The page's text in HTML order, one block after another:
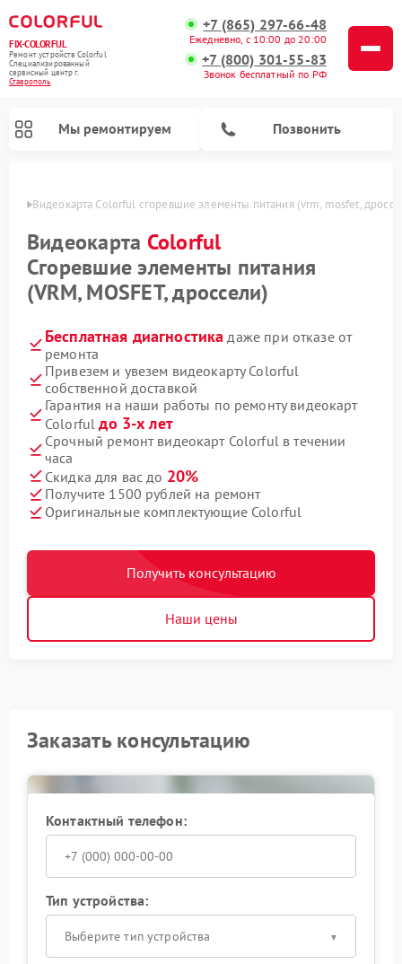
FIX-COLORFUL
Ремонт устройств Colorful
Специализированный
cервисный центр г.
Ставрополь
+7 (865) 297-66-48
Ежедневно, с 10:00 до 20:00
+7 (800) 301-55-83
Звонок бесплатный по РФ
Мы ремонтируем Позвонить
Видеокарта Colorful сгоревшие элементы питания (vrm, mosfet,
Видеокарта Colorful
Сгоревшие элементы питания
(VRM, MOSFET, дроссели)
Бесплатная диагностика даже при отказе от
ремонта
Привезем и увезем видеокарту Colorful
собственной доставкой
Гарантия на наши работы по ремонту видеокарт
Colorfulдо 3-х лет
Срочный ремонт видеокарт Colorful в течении
часа
Скидка для вас до 20%
Получите 1500 рублей на ремонт
Оригинальные комплектующие Colorful
Получить консультацию
Наши цены
Заказать консультацию
Контактный телефон:
Тип устройства:
Выберите тип устройства